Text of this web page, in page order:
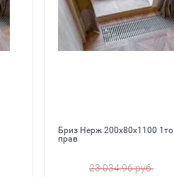
Бриз Нерж 200x80x1100 1то
прав
23 034.96руб.